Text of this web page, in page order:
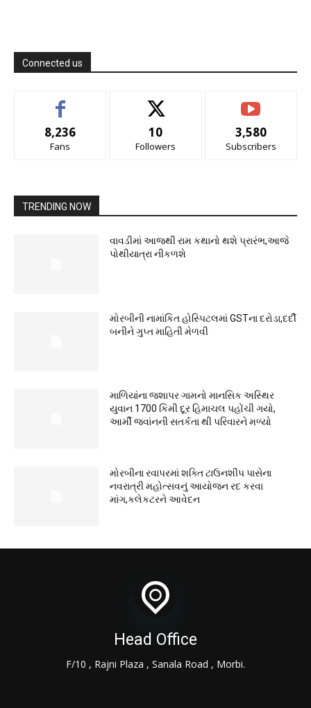
Connected us
8,236
Fans
10
Followers
3,580
Subscribers
TRENDING NOW
વાવડીમાં આજથી રામ કથાનો થશે પ્રારંભ,આજે
પોથીયાત્રા નીકળશે
મોરબીની નામાંકિત હોસ્પિટલમાં GSTના દરોડા,દર્દી
બનીને ગુપ્ત માહિતી મેળવી
માળિયાંના જશાપર ગામનો માનસિક અસ્થિર
યુવાન 1700 કિમી દૂર હિમાચલ પહોંચી ગયો,
આર્મી જવાંનની સતર્કતા થી પરિવારને મળ્યો
મોરબીના રવાપરમાં શક્તિ ટાઉનશીપ પાસેના
નવરાત્રી મહોત્સવનું આયોજન રદ કરવા
માંગ,કલેકટરને આવેદન
Head Office
F/10 , Rajni Plaza , Sanala Road , Morbi.